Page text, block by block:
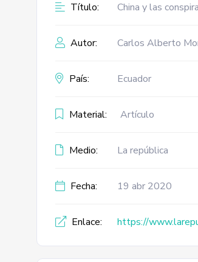
Título: China y las
Autor: Carlos Alberto
País: Ecuador
Material: Artículo
Medio: La república
Fecha: 19 abr 2020
Enlace: https://